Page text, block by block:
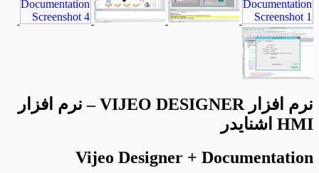
نرم افزار VIJEO DESIGNER – نرم افزار
HMI اشنایدر
Vijeo Designer + Documentation